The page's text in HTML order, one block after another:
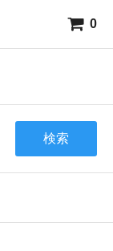
0
検索